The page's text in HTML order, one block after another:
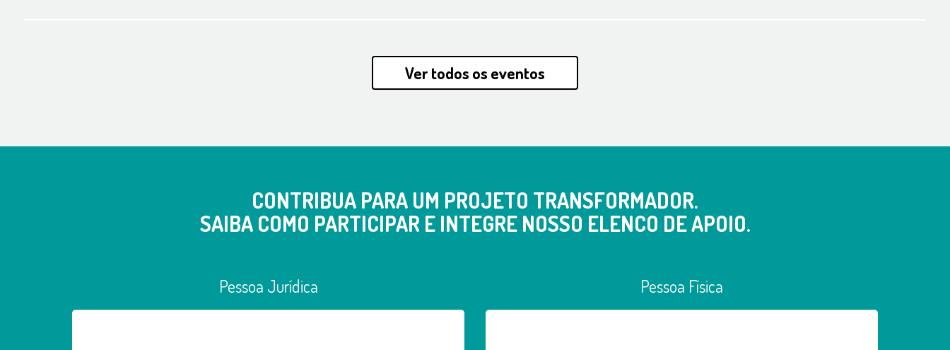
Ver todos os eventos
CONTRIBUA PARA UM PROJETO TRANSFORMADOR.
SAIBA COMO PARTICIPAR E INTEGRE NOSSO ELENCO DE APOIO.
Pessoa Jurídica Pessoa Física